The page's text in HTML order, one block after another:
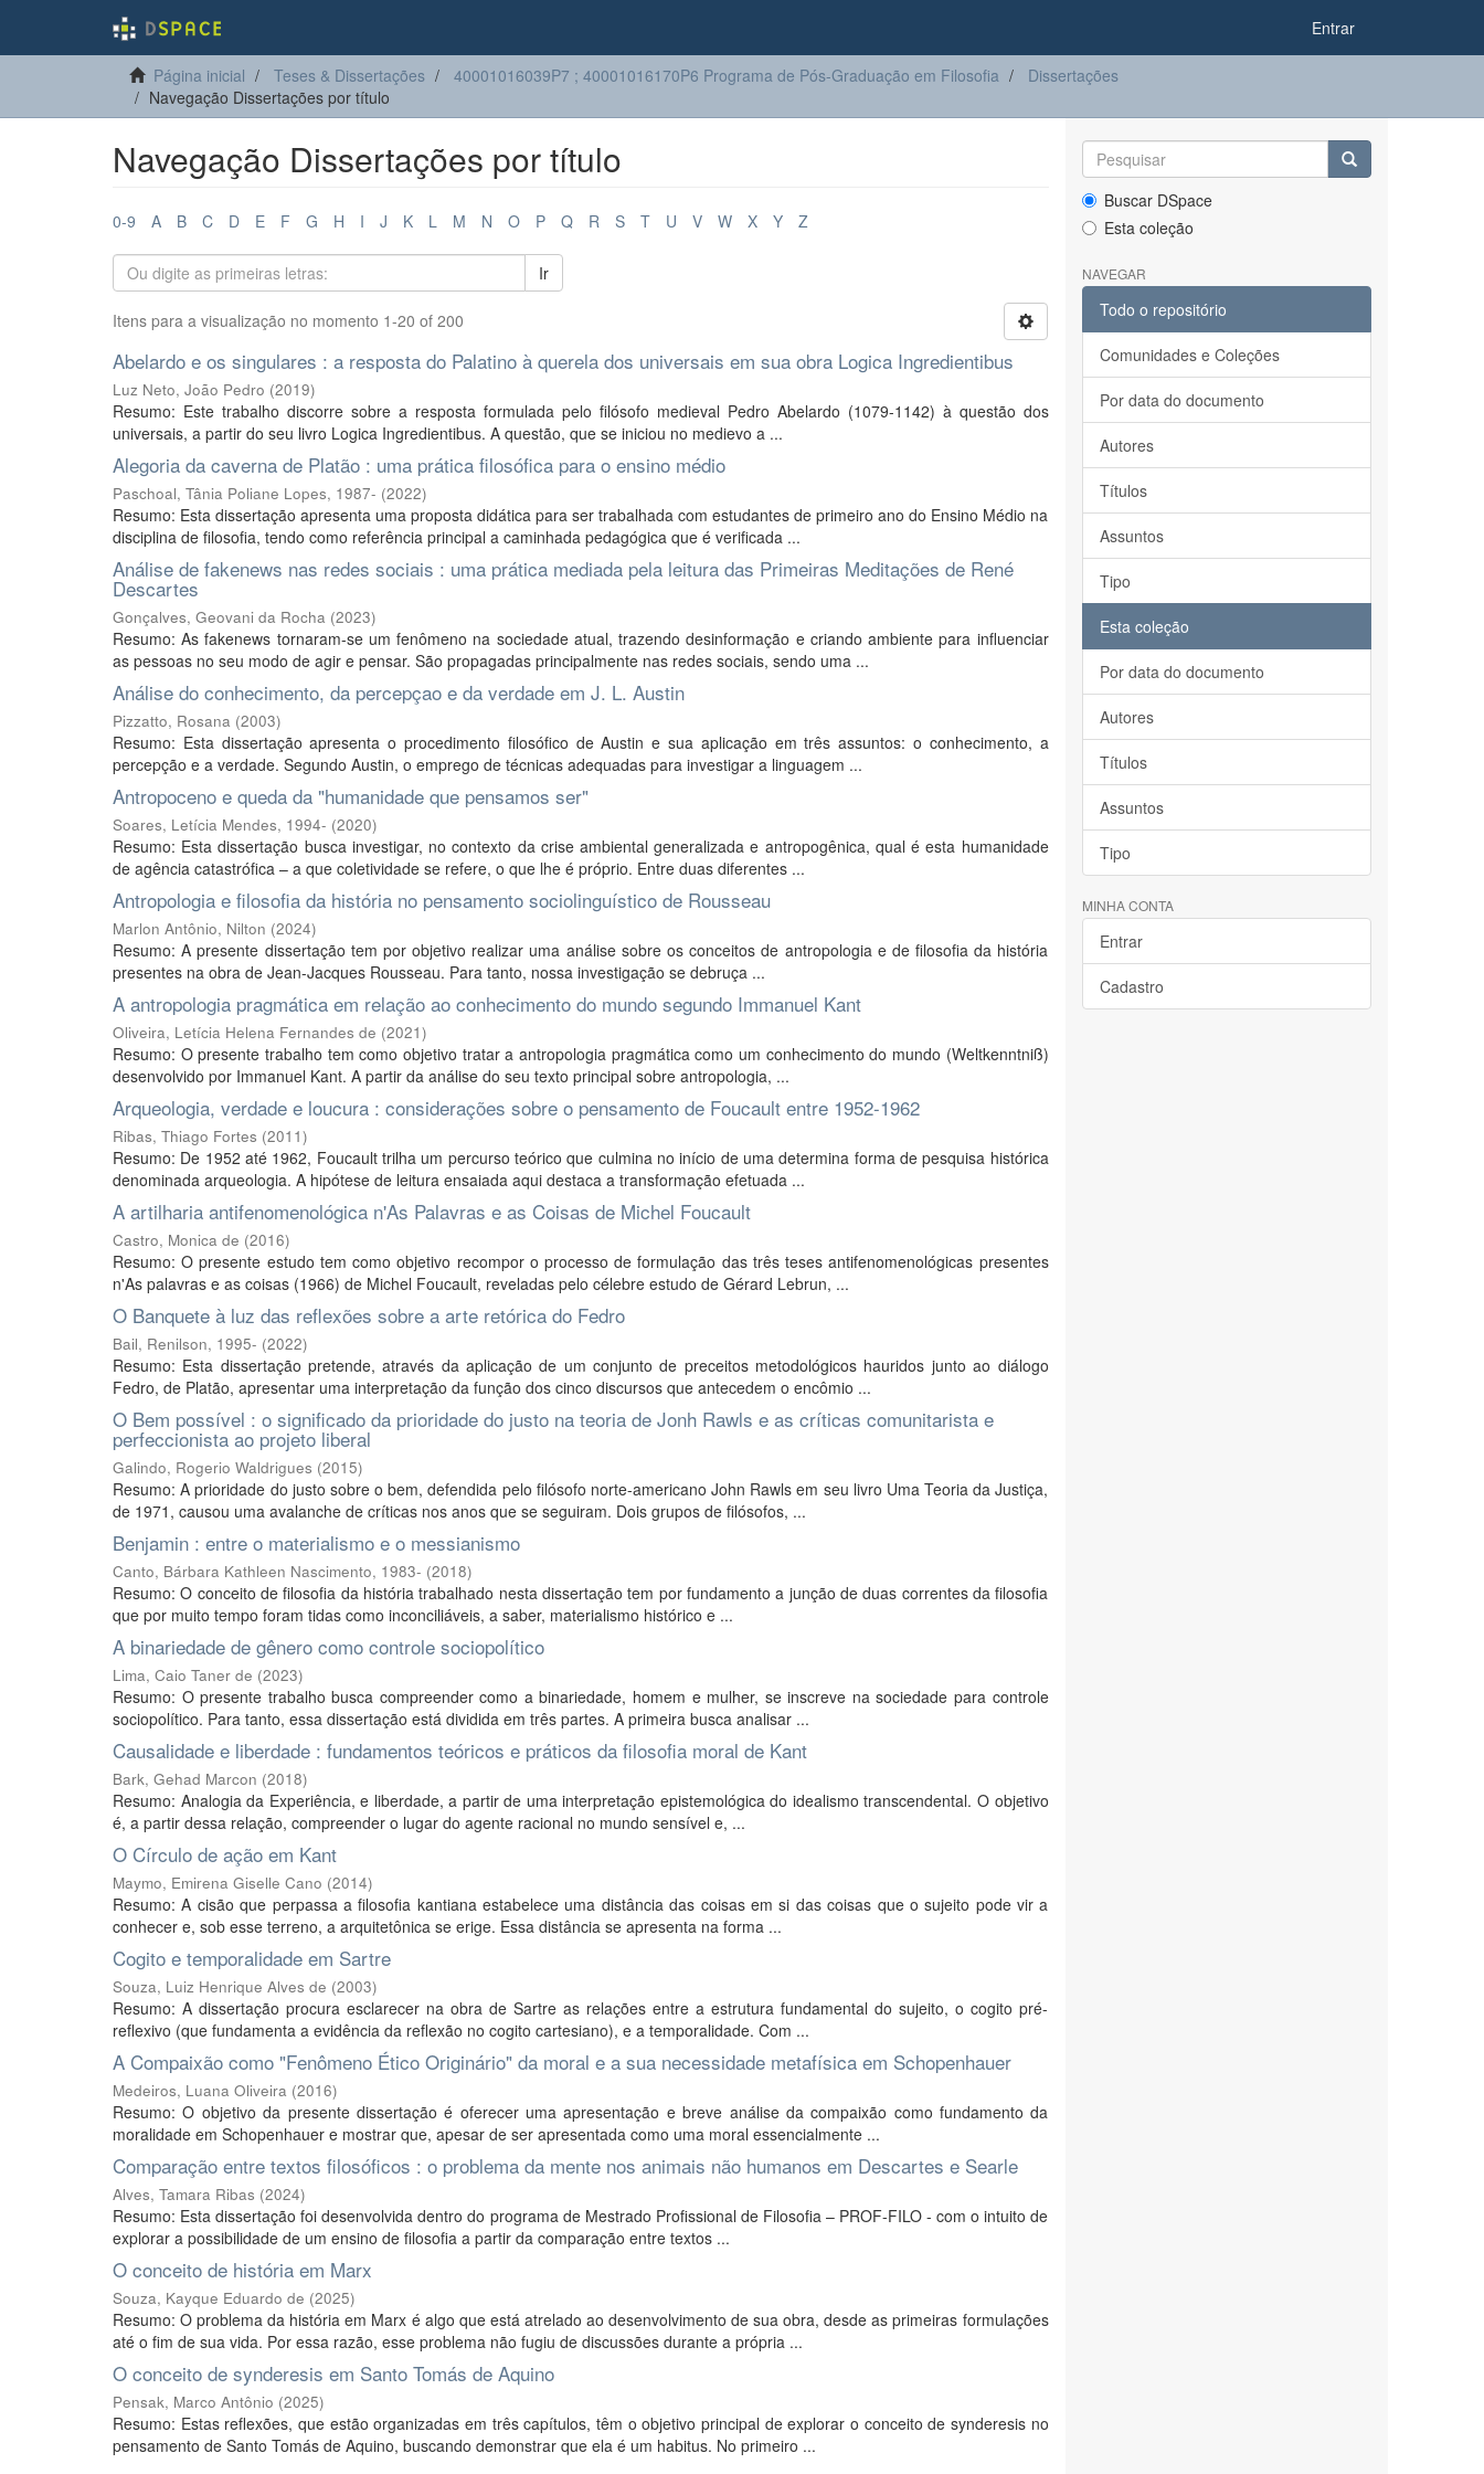
Entrar
Página inicial Teses & Dissertações 40001016039P7 ; 40001016170P6 Programa de Pós-Graduação em Filosofia
Dissertações
Navegação Dissertações por título
Navegação Dissertações por título
0-9 A B C D E F G H I J K L M N O P Q R S T U V W X Y Z
Ir
Itens para a visualização no momento 1-20 of 200
Abelardo e os singulares : a resposta do Palatino à querela dos universais em sua obra Logica Ingredientibus
Luz Neto, João Pedro (2019)
Resumo: Este trabalho discorre sobre a resposta formulada pelo filósofo medieval Pedro Abelardo (1079-1142) à questão dos
universais, a partir do seu livro Logica Ingredientibus. A questão, que se iniciou no medievo a ...
Alegoria da caverna de Platão : uma prática filosófica para o ensino médio
Paschoal, Tânia Poliane Lopes, 1987- (2022)
Resumo: Esta dissertação apresenta uma proposta didática para ser trabalhada com estudantes de primeiro ano do Ensino Médio na
disciplina de filosofia, tendo como referência principal a caminhada pedagógica que é verificada ...
Análise de fakenews nas redes sociais : uma prática mediada pela leitura das Primeiras Meditações de René
Descartes
Gonçalves, Geovani da Rocha (2023)
Resumo: As fakenews tornaram-se um fenômeno na sociedade atual, trazendo desinformação e criando ambiente para influenciar
as pessoas no seu modo de agir e pensar. São propagadas principalmente nas redes sociais, sendo uma ...
Análise do conhecimento, da percepçao e da verdade em J. L. Austin
Pizzatto, Rosana (2003)
Resumo: Esta dissertação apresenta o procedimento filosófico de Austin e sua aplicação em três assuntos: o conhecimento, a
percepção e a verdade. Segundo Austin, o emprego de técnicas adequadas para investigar a linguagem ...
Antropoceno e queda da "humanidade que pensamos ser"
Soares, Letícia Mendes, 1994- (2020)
Resumo: Esta dissertação busca investigar, no contexto da crise ambiental generalizada e antropogênica, qual é esta humanidade
de agência catastrófica – a que coletividade se refere, o que lhe é próprio. Entre duas diferentes ...
Antropologia e filosofia da história no pensamento sociolinguístico de Rousseau
Marlon Antônio, Nilton (2024)
Resumo: A presente dissertação tem por objetivo realizar uma análise sobre os conceitos de antropologia e de filosofia da história
presentes na obra de Jean-Jacques Rousseau. Para tanto, nossa investigação se debruça ...
A antropologia pragmática em relação ao conhecimento do mundo segundo Immanuel Kant
Oliveira, Letícia Helena Fernandes de (2021)
Resumo: O presente trabalho tem como objetivo tratar a antropologia pragmática como um conhecimento do mundo (Weltkenntniß)
desenvolvido por Immanuel Kant. A partir da análise do seu texto principal sobre antropologia, ...
Arqueologia, verdade e loucura : considerações sobre o pensamento de Foucault entre 1952-1962
Ribas, Thiago Fortes (2011)
Resumo: De 1952 até 1962, Foucault trilha um percurso teórico que culmina no início de uma determina forma de pesquisa histórica
denominada arqueologia. A hipótese de leitura ensaiada aqui destaca a transformação efetuada ...
A artilharia antifenomenológica n'As Palavras e as Coisas de Michel Foucault
Castro, Monica de (2016)
Resumo: O presente estudo tem como objetivo recompor o processo de formulação das três teses antifenomenológicas presentes
n'As palavras e as coisas (1966) de Michel Foucault, reveladas pelo célebre estudo de Gérard Lebrun, ...
O Banquete à luz das reflexões sobre a arte retórica do Fedro
Bail, Renilson, 1995- (2022)
Resumo: Esta dissertação pretende, através da aplicação de um conjunto de preceitos metodológicos hauridos junto ao diálogo
Fedro, de Platão, apresentar uma interpretação da função dos cinco discursos que antecedem o encômio ...
O Bem possível : o significado da prioridade do justo na teoria de Jonh Rawls e as críticas comunitarista e
perfeccionista ao projeto liberal
Galindo, Rogerio Waldrigues (2015)
Resumo: A prioridade do justo sobre o bem, defendida pelo filósofo norte-americano John Rawls em seu livro Uma Teoria da Justiça,
de 1971, causou uma avalanche de críticas nos anos que se seguiram. Dois grupos de filósofos, ...
Benjamin : entre o materialismo e o messianismo
Canto, Bárbara Kathleen Nascimento, 1983- (2018)
Resumo: O conceito de filosofia da história trabalhado nesta dissertação tem por fundamento a junção de duas correntes da filosofia
que por muito tempo foram tidas como inconciliáveis, a saber, materialismo histórico e ...
A binariedade de gênero como controle sociopolítico
Lima, Caio Taner de (2023)
Resumo: O presente trabalho busca compreender como a binariedade, homem e mulher, se inscreve na sociedade para controle
sociopolítico. Para tanto, essa dissertação está dividida em três partes. A primeira busca analisar ...
Causalidade e liberdade : fundamentos teóricos e práticos da filosofia moral de Kant
Bark, Gehad Marcon (2018)
Resumo: Analogia da Experiência, e liberdade, a partir de uma interpretação epistemológica do idealismo transcendental. O objetivo
é, a partir dessa relação, compreender o lugar do agente racional no mundo sensível e, ...
O Círculo de ação em Kant
Maymo, Emirena Giselle Cano (2014)
Resumo: A cisão que perpassa a filosofia kantiana estabelece uma distância das coisas em si das coisas que o sujeito pode vir a
conhecer e, sob esse terreno, a arquitetônica se erige. Essa distância se apresenta na forma ...
Cogito e temporalidade em Sartre
Souza, Luiz Henrique Alves de (2003)
Resumo: A dissertação procura esclarecer na obra de Sartre as relações entre a estrutura fundamental do sujeito, o cogito pré-
reflexivo (que fundamenta a evidência da reflexão no cogito cartesiano), e a temporalidade. Com ...
A Compaixão como "Fenômeno Ético Originário" da moral e a sua necessidade metafísica em Schopenhauer
Medeiros, Luana Oliveira (2016)
Resumo: O objetivo da presente dissertação é oferecer uma apresentação e breve análise da compaixão como fundamento da
moralidade em Schopenhauer e mostrar que, apesar de ser apresentada como uma moral essencialmente ...
Comparação entre textos filosóficos : o problema da mente nos animais não humanos em Descartes e Searle
Alves, Tamara Ribas (2024)
Resumo: Esta dissertação foi desenvolvida dentro do programa de Mestrado Profissional de Filosofia – PROF-FILO - com o intuito de
explorar a possibilidade de um ensino de filosofia a partir da comparação entre textos ...
O conceito de história em Marx
Souza, Kayque Eduardo de (2025)
Resumo: O problema da história em Marx é algo que está atrelado ao desenvolvimento de sua obra, desde as primeiras formulações
até o fim de sua vida. Por essa razão, esse problema não fugiu de discussões durante a própria ...
O conceito de synderesis em Santo Tomás de Aquino
Pensak, Marco Antônio (2025)
Resumo: Estas reflexões, que estão organizadas em três capítulos, têm o objetivo principal de explorar o conceito de synderesis no
pensamento de Santo Tomás de Aquino, buscando demonstrar que ela é um habitus. No primeiro ...
Buscar DSpace
Esta coleção
NAVEGAR
Todo o repositório
Comunidades e Coleções
Por data do documento
Autores
Títulos
Assuntos
Tipo
Esta coleção
Por data do documento
Autores
Títulos
Assuntos
Tipo
MINHA CONTA
Entrar
Cadastro